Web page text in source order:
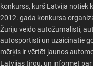
konkurss, kurš Latvijā notiek
2012. gada konkursa
Žūriju veido autožurnālisti,
autosportisti un uzaicinātie
mērķis ir vērtēt jaunos
Latvijas tirgū, un informēt